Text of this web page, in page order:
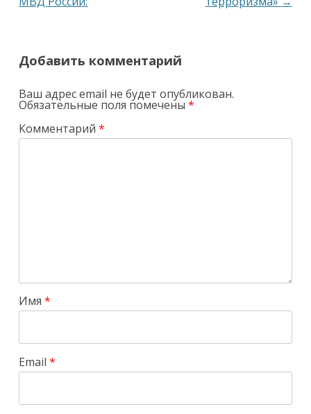
Добавить комментарий
Ваш адрес email не будет опубликован.
Обязательные поля помечены*
Комментарий*
Имя*
Email*